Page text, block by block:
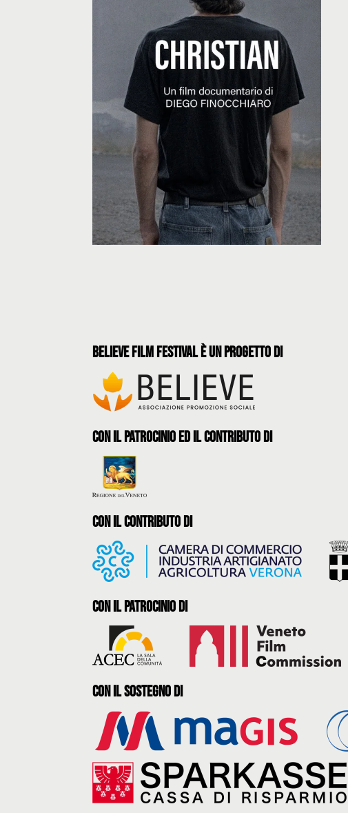
believe film festival è un progetto di
con il patrocinio ed il contributo di
con il contributo di
con il Patrocinio di
con il sostegno di